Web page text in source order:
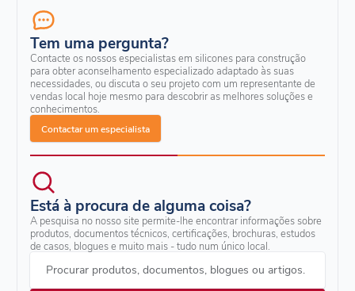
Tem uma pergunta?
Contacte os nossos especialistas em silicones para construção
para obter aconselhamento especializado adaptado às suas
necessidades, ou discuta o seu projeto com um representante de
vendas local hoje mesmo para descobrir as melhores soluções e
conhecimentos.
Contactar um especialista
Está à procura de alguma coisa?
A pesquisa no nosso site permite-lhe encontrar informações sobre
produtos, documentos técnicos, certificações, brochuras, estudos
de casos, blogues e muito mais - tudo num único local.
Procurar produtos, documentos, blogues ou artigos.